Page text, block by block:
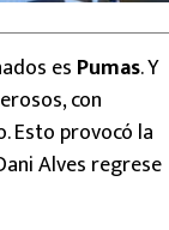
es Pumas. Y
con
Esto provocó la
Alves regrese